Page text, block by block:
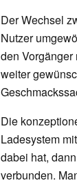
Der Wechsel
Nutzer
den Vorgänger
weiter
Die
Ladesystem
dabei hat,
verbunden.